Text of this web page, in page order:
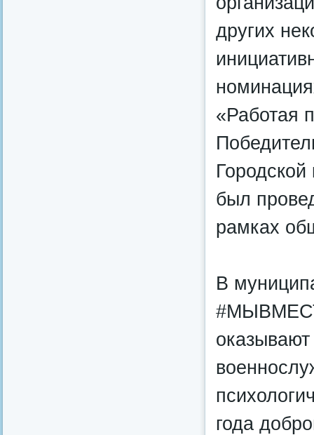
других
«Работая
был
рамках
В
года